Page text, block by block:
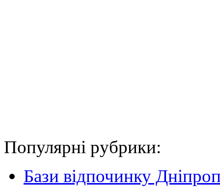
Популярні рубрики:
Бази відпочинку